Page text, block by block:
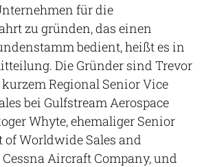
für die
zu gründen, das einen
bedient, heißt es in
Die Gründer sind Trevor
Regional Senior Vice
bei Gulfstream Aerospace
Whyte, ehemaliger Senior
of Worldwide Sales and
Aircraft Company, und